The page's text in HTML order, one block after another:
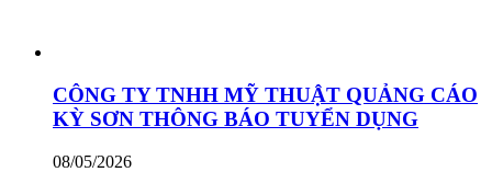
CÔNG TY TNHH MỸ THUẬT QUẢNG CÁO
KỲ SƠN THÔNG BÁO TUYỂN DỤNG
08/05/2026